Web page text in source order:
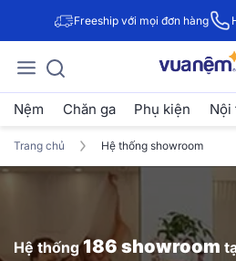
Freeship với mọi đơn hàng
Nệm Chăn ga Phụ kiện Nội
Trang chủ Hệ thống showroom
Hệ thống186 showroom